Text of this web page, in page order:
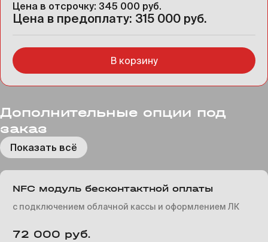
Цена в отсрочку: 345 000 руб.
Цена в предоплату: 315 000 руб.
В корзину
Дополнительные опции под
заказ
Показать всё
NFC модуль бесконтактной оплаты
с подключением облачной кассы и оформлением ЛК
72 000 руб.